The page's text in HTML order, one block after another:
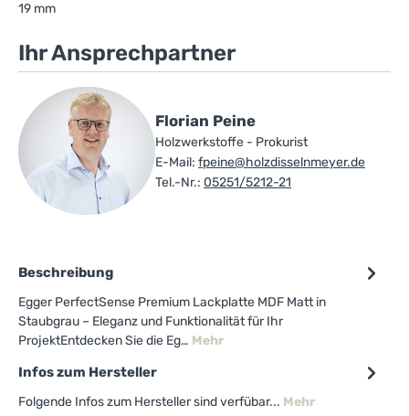
19 mm
Ihr Ansprechpartner
Florian Peine
Holzwerkstoffe - Prokurist
E-Mail: fpeine@holzdisselnmeyer.de
Tel.-Nr.: 05251/5212-21
Beschreibung
Egger PerfectSense Premium Lackplatte MDF Matt in
Staubgrau – Eleganz und Funktionalität für Ihr
ProjektEntdecken Sie die Eg… Mehr
Infos zum Hersteller
Folgende Infos zum Hersteller sind verfübar... Mehr